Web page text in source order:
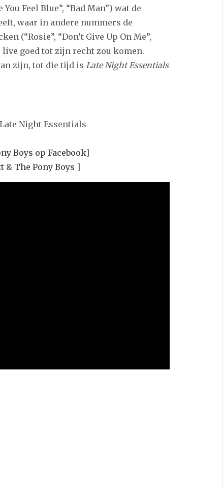
Feel Blue”, “Bad Man”) wat de
waar in andere nummers de
(“Rosie”, “Don’t Give Up On Me”,
live goed tot zijn recht zou komen.
zijn, tot die tijd is Late Night Essentials
Night Essentials
Boys op Facebook]
& The Pony Boys ]